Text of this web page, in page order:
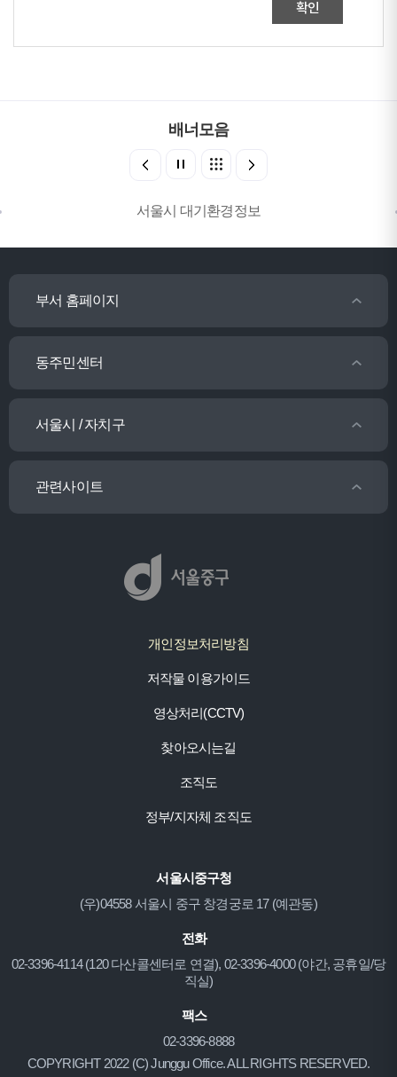
확인
배너모음
서울시 대기환경정보
부서 홈페이지
동주민센터
서울시 / 자치구
관련사이트
개인정보처리방침
저작물 이용가이드
영상처리(CCTV)
찾아오시는길
조직도
정부/지자체 조직도
서울시중구청
(우)04558 서울시 중구 창경궁로 17 (예관동)
전화
02-3396-4114 (120 다산콜센터로 연결), 02-3396-4000 (야간, 공휴일/당
직실)
팩스
02-3396-8888
COPYRIGHT 2022 (C) Junggu Office. ALL RIGHTS RESERVED.